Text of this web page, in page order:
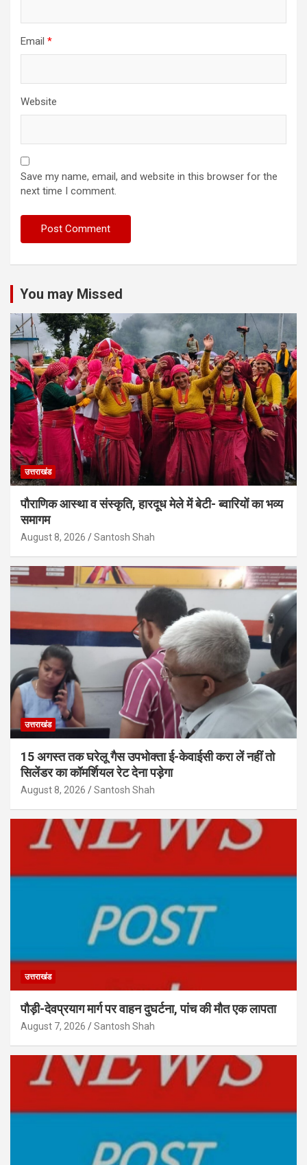
Email *
Website
Save my name, email, and website in this browser for the
next time I comment.
You may Missed
उत्तराखंड
पौराणिक आस्था व संस्कृति, हारदूध मेले में बेटी- ब्वारियों का भव्य
समागम
August 8, 2026 Santosh Shah
उत्तराखंड
15 अगस्त तक घरेलू गैस उपभोक्ता ई-केवाईसी करा लें नहीं तो
सिलेंडर का कॉमर्शियल रेट देना पड़ेगा
August 8, 2026 Santosh Shah
उत्तराखंड
पौड़ी-देवप्रयाग मार्ग पर वाहन दुघर्टना, पांच की मौत एक लापता
August 7, 2026 Santosh Shah